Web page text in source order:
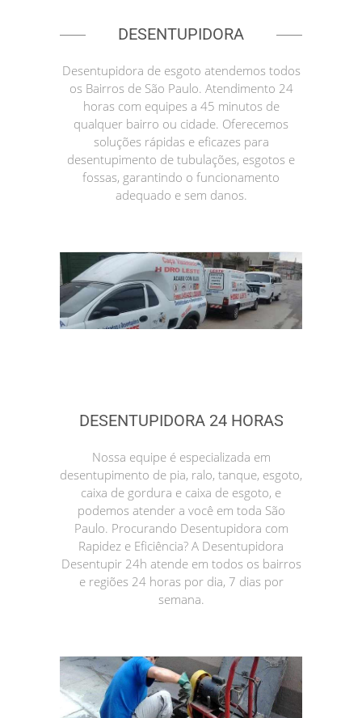
DESENTUPIDORA
Desentupidora de esgoto atendemos todos
os Bairros de São Paulo. Atendimento 24
horas com equipes a 45 minutos de
qualquer bairro ou cidade. Oferecemos
soluções rápidas e eficazes para
desentupimento de tubulações, esgotos e
fossas, garantindo o funcionamento
adequado e sem danos.
DESENTUPIDORA 24 HORAS
Nossa equipe é especializada em
desentupimento de pia, ralo, tanque, esgoto,
caixa de gordura e caixa de esgoto, e
podemos atender a você em toda São
Paulo. Procurando Desentupidora com
Rapidez e Eficiência? A Desentupidora
Desentupir 24h atende em todos os bairros
e regiões 24 horas por dia, 7 dias por
semana.